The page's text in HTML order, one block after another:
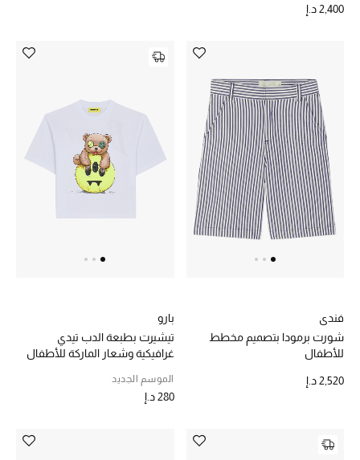
المجوهرات
عرض كل التنزيلات
أبرز المصممين
مجوهرات فاخرة للنساء
إكسسوارات للرجال
مجوهرات فاخرة للأطفال
2,400 د.إ
فندي
شورت برمودا بتصميم مخطط
للأطفال
2,520 د.إ
بارو
تيشيرت بطبعة الدب تيدي
غرافيكية وشعار الماركة للأطفال
الموسم الجديد
280 د.إ